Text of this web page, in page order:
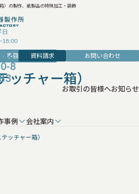
）の製作、紙製品の特殊加工・装飾
日
8
資料請求 お問い合わせ
事例 会社案内
お取引の皆様へお知らせ
事務・収納用品
ッチャー箱）
ッチャー箱）